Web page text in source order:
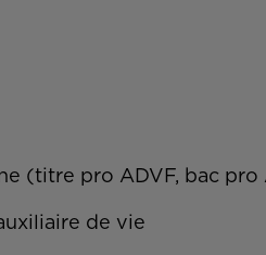
(titre pro ADVF, bac pro
de vie